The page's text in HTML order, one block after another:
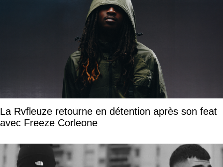
La Rvfleuze retourne en détention après son feat
avec Freeze Corleone